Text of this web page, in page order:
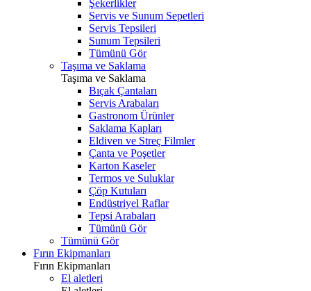
Şekerlikler
Servis ve Sunum Sepetleri
Servis Tepsileri
Sunum Tepsileri
Tümünü Gör
Taşıma ve Saklama
Taşıma ve Saklama
Bıçak Çantaları
Servis Arabaları
Gastronom Ürünler
Saklama Kapları
Eldiven ve Streç Filmler
Çanta ve Poşetler
Karton Kaseler
Termos ve Suluklar
Çöp Kutuları
Endüstriyel Raflar
Tepsi Arabaları
Tümünü Gör
Tümünü Gör
Fırın Ekipmanları
Fırın Ekipmanları
El aletleri